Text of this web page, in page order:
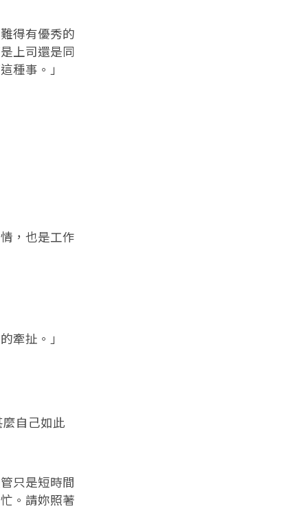
得有優秀的
上司還是同
種事。」
，也是工作
牽扯。」
自己如此
只是短時間
。請妳照著